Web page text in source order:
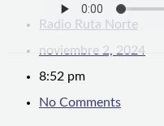
Radio Ruta Norte
noviembre 2, 2024
8:52 pm
No Comments